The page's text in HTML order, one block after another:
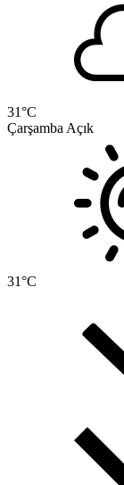
31°C
Çarşamba Açık
31°C